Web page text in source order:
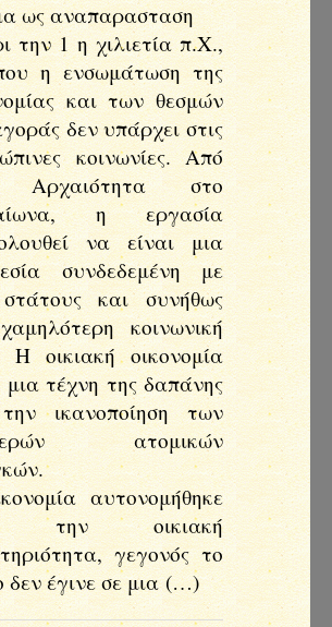
ως αναπαρασταση
την 1 η χιλιετία π.Χ.,
η ενσωμάτωση της
και των θεσμών
δεν υπάρχει στις
κοινωνίες. Από
Αρχαιότητα στο
η εργασία
να είναι μια
συνδεδεμένη με
και συνήθως
κοινωνική
Η οικιακή οικονομία
μια τέχνη της δαπάνης
ικανοποίηση των
ατομικών
αυτονομήθηκε
την οικιακή
γεγονός το
δεν έγινε σε μια (…)